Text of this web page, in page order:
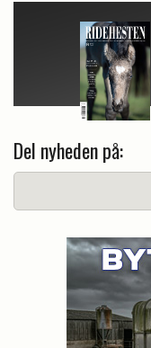
Del nyheden på: